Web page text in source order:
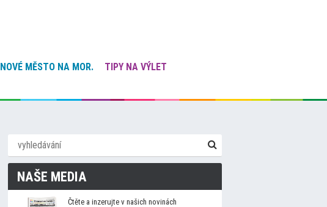
NOVÉ MĚSTO NA MOR.
TIPY NA VÝLET
NAŠE MEDIA
Čtěte a inzerujte v našich novinách